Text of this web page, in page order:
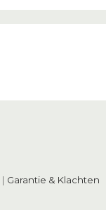
| Garantie & Klachten